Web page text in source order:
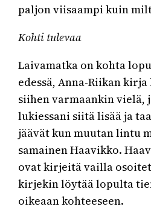
paljon viisaampi kuin
Kohti tulevaa
Laivamatka on kohta
edessä, Anna-Riikan kirja
siihen varmaankin vielä,
lukiessani siitä lisää ja
jäävät kun muutan lintu
samainen Haavikko.
ovat kirjeitä vailla
kirjekin löytää lopulta
oikeaan kohteeseen.